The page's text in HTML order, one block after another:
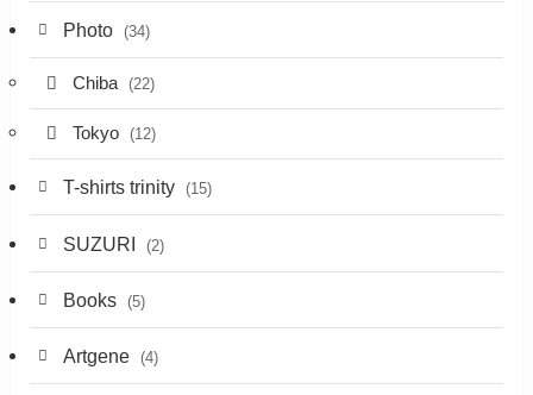
Photo (34)
Chiba (22)
Tokyo (12)
T-shirts trinity (15)
SUZURI (2)
Books (5)
Artgene (4)